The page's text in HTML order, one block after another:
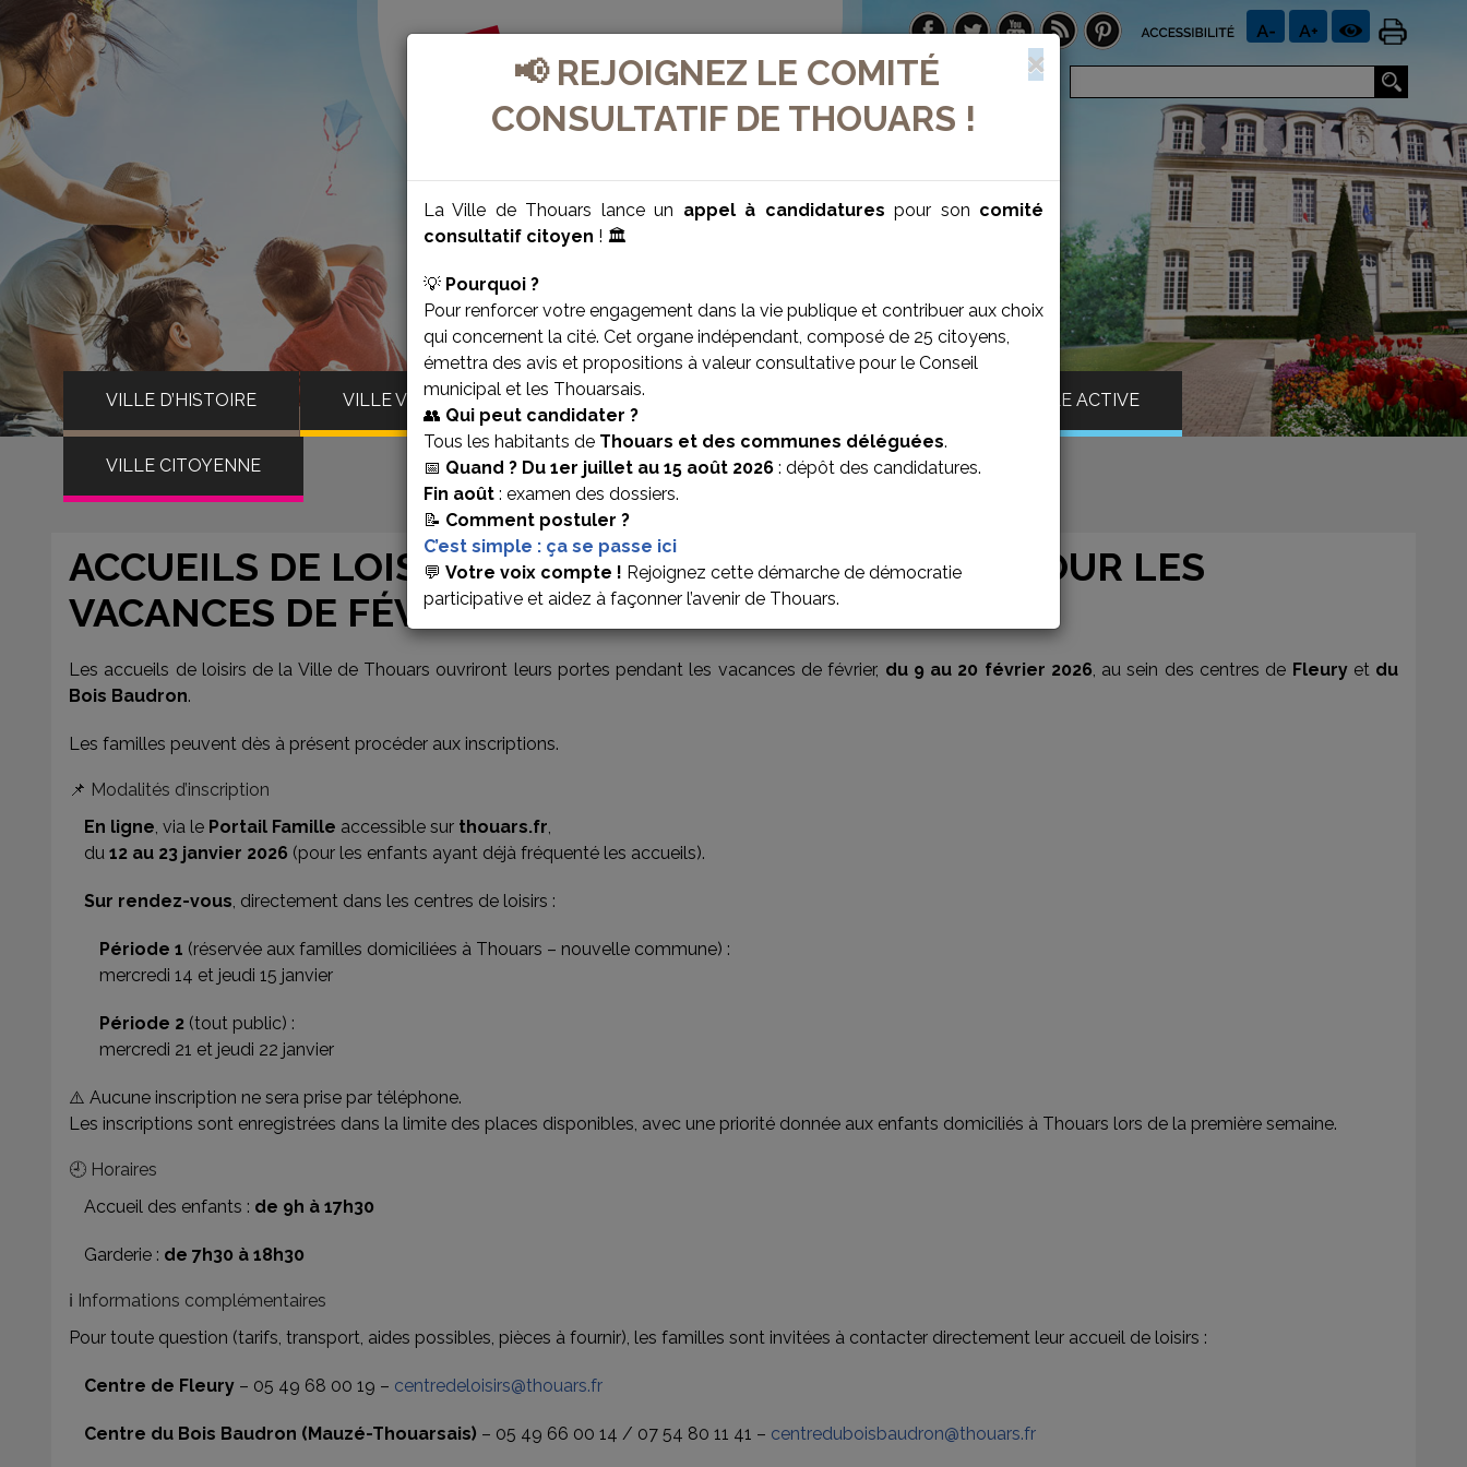
📢 REJOIGNEZ LE COMITÉ
CONSULTATIF DE THOUARS !
La Ville de Thouars lance un appel à candidatures pour son comité
consultatif citoyen ! 🏛️
💡 Pourquoi ?
Pour renforcer votre engagement dans la vie publique et contribuer aux choix
qui concernent la cité. Cet organe indépendant, composé de 25 citoyens,
émettra des avis et propositions à valeur consultative pour le Conseil
municipal et les Thouarsais.
👥 Qui peut candidater ?
Tous les habitants de Thouars et des communes déléguées.
📅 Quand ? Du 1er juillet au 15 août 2026 : dépôt des candidatures.
Fin août : examen des dossiers.
📝 Comment postuler ?
C’est simple : ça se passe ici
💬 Votre voix compte ! Rejoignez cette démarche de démocratie
participative et aidez à façonner l’avenir de Thouars.
VILLE D’HISTOIRE VILLE VIVANTE VILLE BIEN-ÊTRE VILLE ACTIVE
VILLE CITOYENNE
ACCUEILS DE LOISIRS : INSCRIPTIONS OUVERTES POUR LES
VACANCES DE FÉVRIER 2026
Les accueils de loisirs de la Ville de Thouars ouvriront leurs portes pendant les vacances de février, du 9 au 20 février 2026, au sein des centres de Fleuryet du
Bois Baudron.
Les familles peuvent dès à présent procéder aux inscriptions.
📌 Modalités d’inscription
En ligne, via le Portail Famille accessible sur thouars.fr,
du 12 au 23 janvier 2026 (pour les enfants ayant déjà fréquenté les accueils).
Sur rendez-vous, directement dans les centres de loisirs :
Période 1 (réservée aux familles domiciliées à Thouars – nouvelle commune) :
mercredi 14 et jeudi 15 janvier
Période 2 (tout public) :
mercredi 21 et jeudi 22 janvier
⚠️ Aucune inscription ne sera prise par téléphone.
Les inscriptions sont enregistrées dans la limite des places disponibles, avec une priorité donnée aux enfants domiciliés à Thouars lors de la première semaine.
🕘 Horaires
Accueil des enfants : de 9h à 17h30
Garderie : de 7h30 à 18h30
ℹ️ Informations complémentaires
Pour toute question (tarifs, transport, aides possibles, pièces à fournir), les familles sont invitées à contacter directement leur accueil de loisirs :
Centre de Fleury – 05 49 68 00 19 – centredeloisirs@thouars.fr
Centre du Bois Baudron (Mauzé-Thouarsais) – 05 49 66 00 14 / 07 54 80 11 41 – centreduboisbaudron@thouars.fr